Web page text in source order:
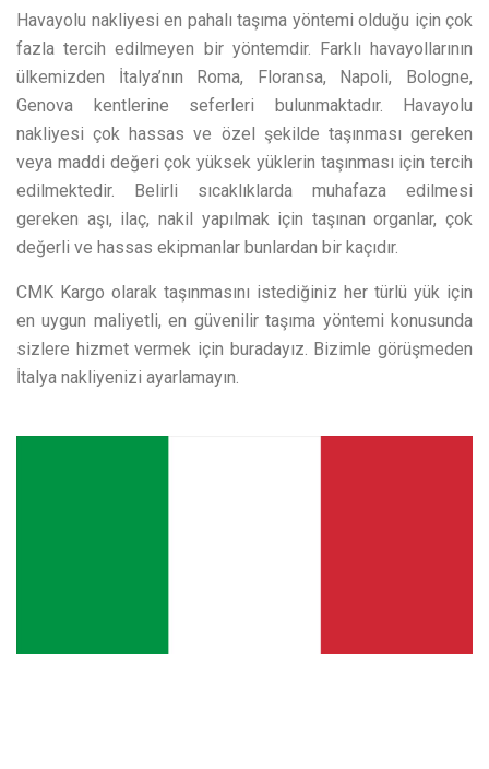
Havayolu nakliyesi en pahalı taşıma yöntemi olduğu için çok
fazla tercih edilmeyen bir yöntemdir. Farklı havayollarının
ülkemizden İtalya’nın Roma, Floransa, Napoli, Bologne,
Genova kentlerine seferleri bulunmaktadır. Havayolu
nakliyesi çok hassas ve özel şekilde taşınması gereken
veya maddi değeri çok yüksek yüklerin taşınması için tercih
edilmektedir. Belirli sıcaklıklarda muhafaza edilmesi
gereken aşı, ilaç, nakil yapılmak için taşınan organlar, çok
değerli ve hassas ekipmanlar bunlardan bir kaçıdır.
CMK Kargo olarak taşınmasını istediğiniz her türlü yük için
en uygun maliyetli, en güvenilir taşıma yöntemi konusunda
sizlere hizmet vermek için buradayız. Bizimle görüşmeden
İtalya nakliyenizi ayarlamayın.